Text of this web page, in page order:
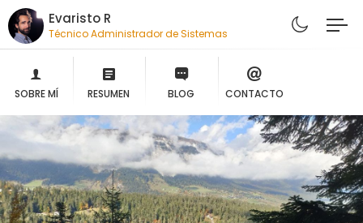
Evaristo R
Técnico Administrador de Sistemas
SOBRE MÍ RESUMEN BLOG CONTACTO